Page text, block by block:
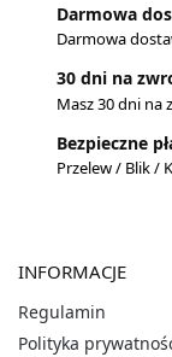
Darmowa
Darmowa
30 dni na
Masz 30 dni na
Bezpieczne
Przelew / Blik /
INFORMACJE
Regulamin
Polityka